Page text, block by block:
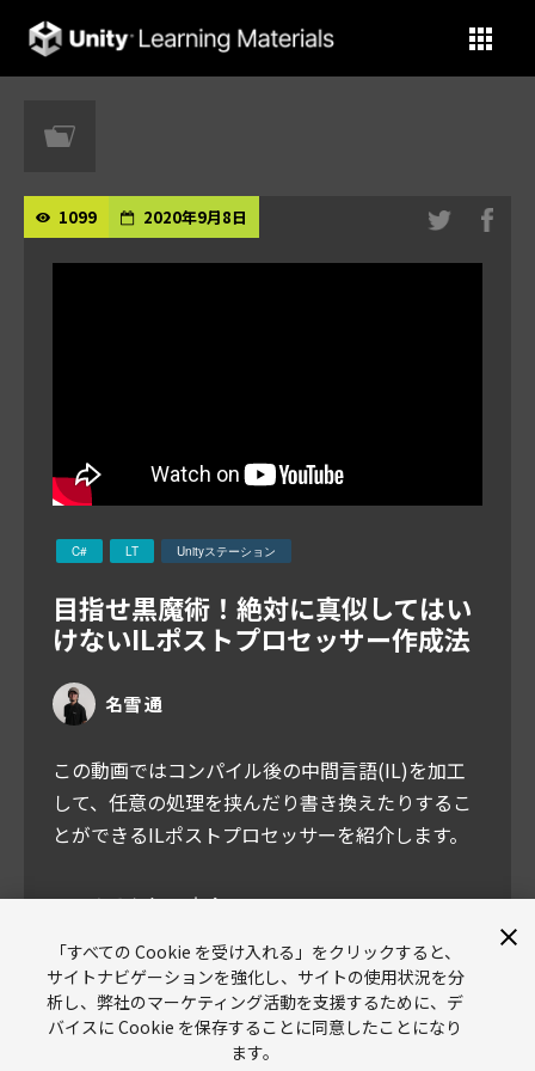
Unity Learning Materials
1099 2020年9月8日
C# LT Unityステーション
目指せ黒魔術！絶対に真似してはい
けないILポストプロセッサー作成法
名雪 通
この動画ではコンパイル後の中間言語(IL)を加工
して、任意の処理を挟んだり書き換えたりするこ
とができるILポストプロセッサーを紹介します。
UTJゆるふわLT大会 #1
https://youtu.be/2lFZRROZ5cw
「すべての Cookie を受け入れる」をクリックすると、
サイトナビゲーションを強化し、サイトの使用状況を分
析し、弊社のマーケティング活動を支援するために、デ
バイスに Cookie を保存することに同意したことになり
ます。